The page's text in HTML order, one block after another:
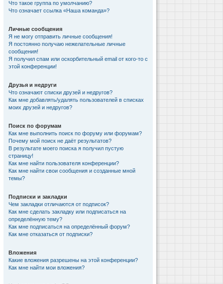
Что такое группа по умолчанию?
Что означает ссылка «Наша команда»?
Личные сообщения
Я не могу отправить личные сообщения!
Я постоянно получаю нежелательные личные
сообщения!
Я получил спам или оскорбительный email от кого-то с
этой конференции!
Друзья и недруги
Что означают списки друзей и недругов?
Как мне добавлять/удалять пользователей в списках
моих друзей и недругов?
Поиск по форумам
Как мне выполнить поиск по форуму или форумам?
Почему мой поиск не даёт результатов?
В результате моего поиска я получил пустую
страницу!
Как мне найти пользователя конференции?
Как мне найти свои сообщения и созданные мной
темы?
Подписки и закладки
Чем закладки отличаются от подписок?
Как мне сделать закладку или подписаться на
определённую тему?
Как мне подписаться на определённый форум?
Как мне отказаться от подписки?
Вложения
Какие вложения разрешены на этой конференции?
Как мне найти мои вложения?